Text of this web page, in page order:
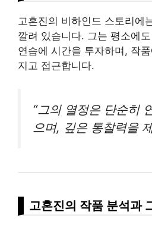
고혼진의 비하인드 스토리에
깔려 있습니다. 그는 평소에
연습에 시간을 투자하며, 작
지고 접근합니다.
“그의 열정은 단순히
으며, 깊은 통찰력을
고혼진의 작품 분석과